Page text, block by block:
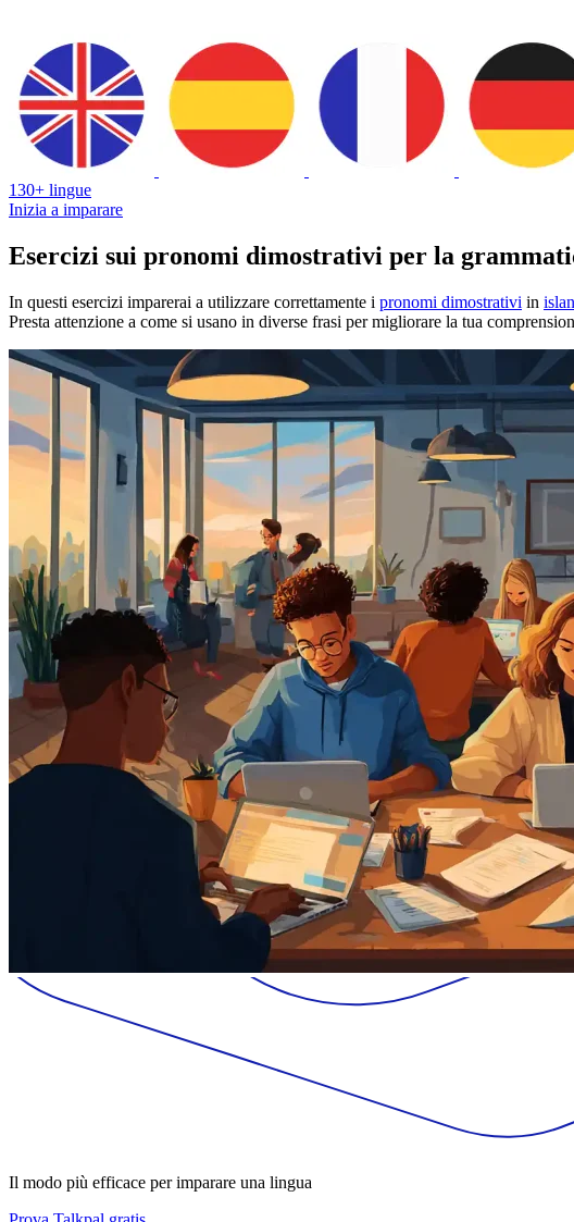
130+ lingue
Inizia a imparare
Esercizi sui pronomi dimostrativi per la
In questi esercizi imparerai a utilizzare correttamente i pronomi dimostrativi in
Presta attenzione a come si usano in diverse frasi per migliorare la tua
Il modo più efficace per imparare una lingua